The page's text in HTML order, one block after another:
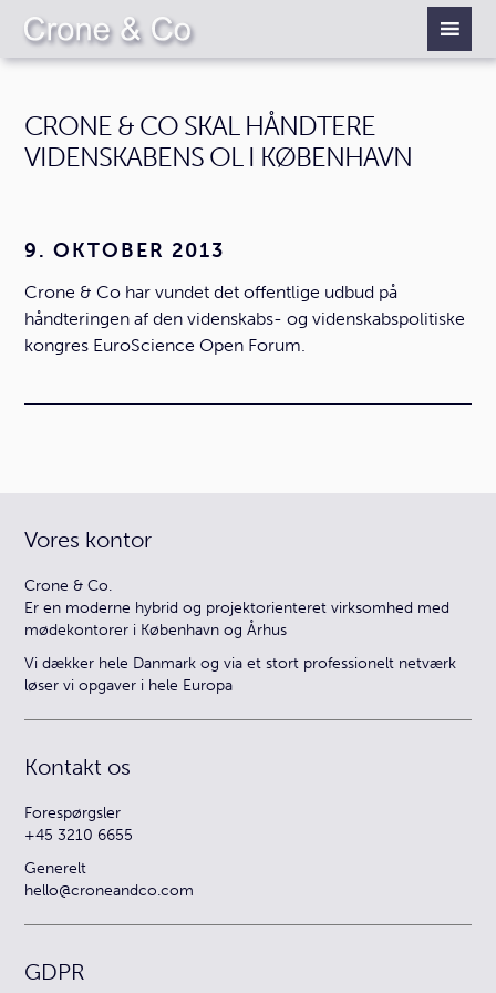
CRONE & CO SKAL HÅNDTERE
VIDENSKABENS OL I KØBENHAVN
9. OKTOBER 2013
Crone & Co har vundet det offentlige udbud på
håndteringen af den videnskabs- og videnskabspolitiske
kongres EuroScience Open Forum.
Vores kontor
Crone & Co.
Er en moderne hybrid og projektorienteret virksomhed med
mødekontorer i København og Århus
Vi dækker hele Danmark og via et stort professionelt netværk
løser vi opgaver i hele Europa
Kontakt os
Forespørgsler
+45 3210 6655
Generelt
hello@croneandco.com
GDPR